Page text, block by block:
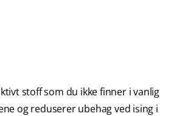
stoff som du ikke finner i vanlig
og reduserer ubehag ved ising i